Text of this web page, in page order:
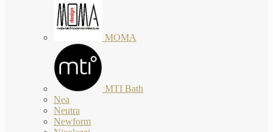
MOMA
MTI Bath
Nea
Neutra
Newform